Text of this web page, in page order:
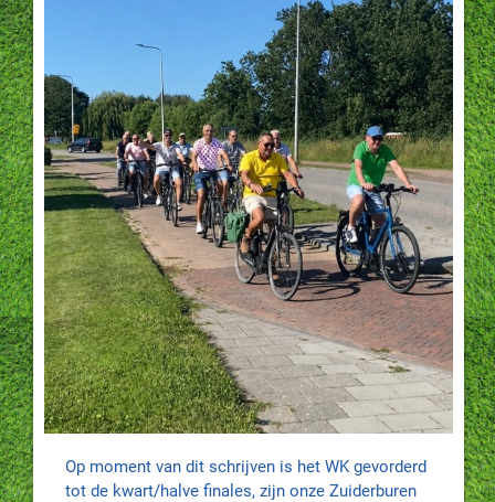
Op moment van dit schrijven is het WK gevorderd
tot de kwart/halve finales, zijn onze Zuiderburen